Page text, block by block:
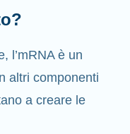
l’mRNA è un
altri componenti
a creare le